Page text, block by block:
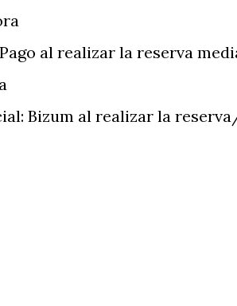
al realizar la reserva
Bizum al realizar la